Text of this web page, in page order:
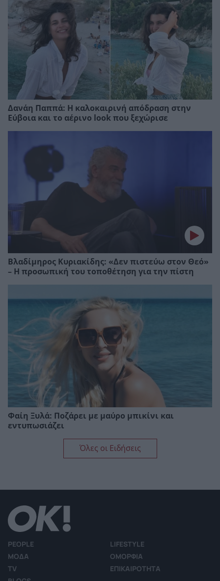
Δανάη Παππά: Η καλοκαιρινή απόδραση στην
Εύβοια και το αέρινο look που ξεχώρισε
Βλαδίμηρος Κυριακίδης: «Δεν πιστεύω στον Θεό»
– Η προσωπική του τοποθέτηση για την πίστη
Φαίη Ξυλά: Ποζάρει με μαύρο μπικίνι και
εντυπωσιάζει
Όλες οι Ειδήσεις
PEOPLE
LIFESTYLE
ΜΟΔΑ
ΟΜΟΡΦΙΑ
TV
ΕΠΙΚΑΙΡΟΤΗΤΑ